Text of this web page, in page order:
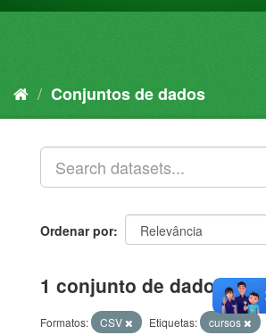
Conjuntos de dados
Ordenar por
1 conjunto de dados
Formatos: CSV Etiquetas: cursos